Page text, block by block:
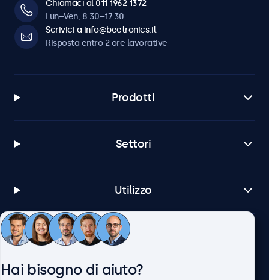
Chiamaci al 011 1962 1372
Lun–Ven, 8:30–17:30
Scrivici a info@beetronics.it
Risposta entro 2 ore lavorative
Prodotti
Settori
Utilizzo
Servizio Clienti
Hai bisogno di aiuto?